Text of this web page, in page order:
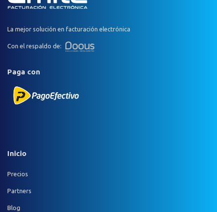
La mejor solución en facturación electrónica
Con el respaldo de:
Paga con
Inicio
Precios
Partners
Blog